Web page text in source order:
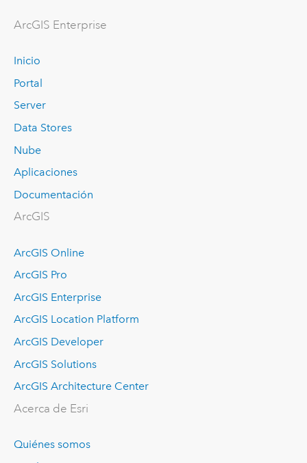
ArcGIS Enterprise
Inicio
Portal
Server
Data Stores
Nube
Aplicaciones
Documentación
ArcGIS
ArcGIS Online
ArcGIS Pro
ArcGIS Enterprise
ArcGIS Location Platform
ArcGIS Developer
ArcGIS Solutions
ArcGIS Architecture Center
Acerca de Esri
Quiénes somos